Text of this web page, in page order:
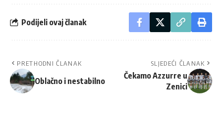
Podijeli ovaj članak
PRETHODNI ČLANAK
Oblačno i nestabilno
SLJEDEĆI ČLANAK
Čekamo Azzurre u
Zenici